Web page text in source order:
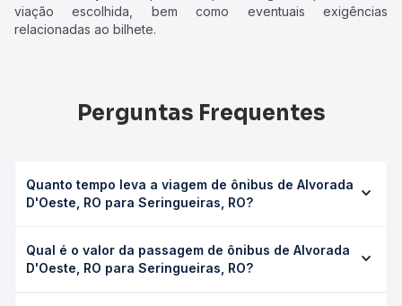
viação escolhida, bem como eventuais exigências
relacionadas ao bilhete.
Perguntas Frequentes
Quanto tempo leva a viagem de ônibus de Alvorada
D'Oeste, RO para Seringueiras, RO?
Seringueiras, RO leva em média 1h 49min, podendo variar
conforme a viação, o tipo de serviço (convencional,
Qual é o valor da passagem de ônibus de Alvorada
D'Oeste, RO para Seringueiras, RO?